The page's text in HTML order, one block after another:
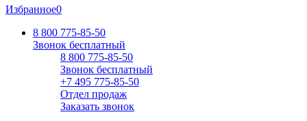
Избранное0
8 800 775-85-50
Звонок бесплатный
8 800 775-85-50
Звонок бесплатный
+7 495 775-85-50
Отдел продаж
Заказать звонок